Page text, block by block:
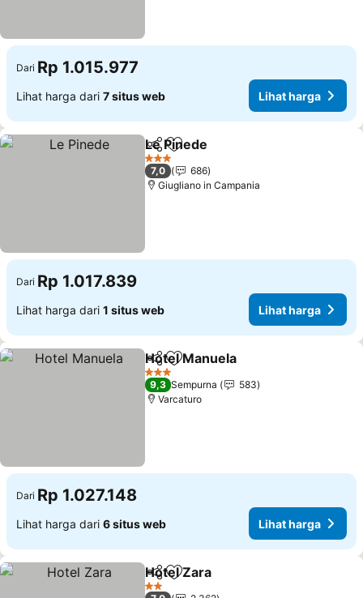
Dari Rp 1.015.977
Lihat harga dari 7 situs web Lihat harga
BagikanTambahkan ke favorit
Le Pinede
3 Bintang
7,0
686
Giugliano in Campania
Dari Rp 1.017.839
Lihat harga dari 1 situs web Lihat harga
BagikanTambahkan ke favorit
Hotel Manuela
3 Bintang
9,3 Sempurna
583
Varcaturo
Dari Rp 1.027.148
Lihat harga dari 6 situs web Lihat harga
BagikanTambahkan ke favorit
Hotel Zara
2 Bintang